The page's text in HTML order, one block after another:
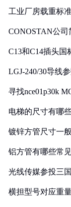
工业厂房载重标
CONOSTAN公司
C13和C14插头
LGJ-240/30导线
寻找nce01p30k
电梯的尺寸有哪
镀锌方管尺寸一
铝方管有哪些常
光线传媒参投三
横担型号对应重